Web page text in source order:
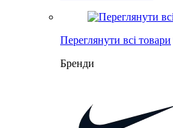
Переглянути всі товари
Бренди